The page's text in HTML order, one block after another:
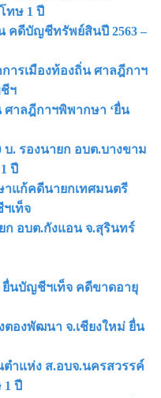
ทษ 1 ปี
คดีบัญชีทรัพย์สินปี 2563 –
ารเมืองท้องถิ่น ศาลฎีกาฯ
ฯ
ศาลฎีกาฯพิพากษา ‘ยื่น
บ. รองนายก อบต.บางขาม
ปี
แก้คดีนายกเทศมนตรี
เท็จ
อบต.กังแอน จ.สุรินทร์
ยื่นบัญชีฯเท็จ คดีขาดอายุ
ตองพัฒนา จ.เชียงใหม่ ยื่น
ำแห่ง ส.อบจ.นครสวรรค์
ปี